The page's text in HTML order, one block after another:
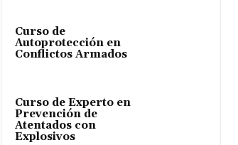
Curso de
Autoprotección en
Conflictos Armados
Curso de Experto en
Prevención de
Atentados con
Explosivos